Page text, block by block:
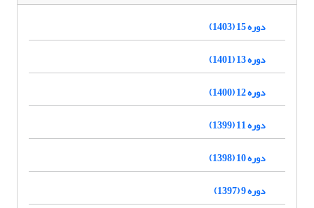
دوره 15 (1403)
دوره 13 (1401)
دوره 12 (1400)
دوره 11 (1399)
دوره 10 (1398)
دوره 9 (1397)